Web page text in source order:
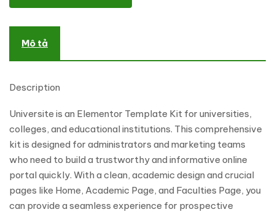
Mô tả
Description
Universite is an Elementor Template Kit for universities,
colleges, and educational institutions. This comprehensive
kit is designed for administrators and marketing teams
who need to build a trustworthy and informative online
portal quickly. With a clean, academic design and crucial
pages like Home, Academic Page, and Faculties Page, you
can provide a seamless experience for prospective